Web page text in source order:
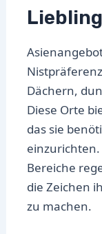
Dächern,
Diese Orte
das sie
einzurichten.
Bereiche
die Zeichen
zu machen.